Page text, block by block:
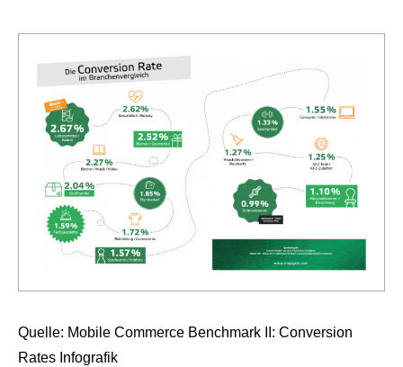
Quelle: Mobile Commerce Benchmark II: Conversion
Rates Infografik